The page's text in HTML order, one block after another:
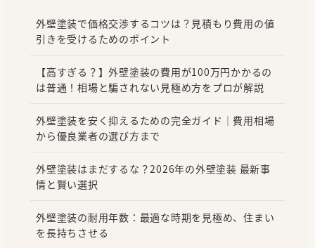
外壁塗装で価格交渉するコツは？見積もり費用の値
引きを受けるためのポイント
【高すぎる？】外壁塗装の費用が100万円かかるの
は普通！相場と騙されない見極め方をプロが解説
外壁塗装を安く抑えるための完全ガイド｜費用相場
から優良業者の選び方まで
外壁塗装はまだするな？2026年の外壁塗装 最新事
情と賢い選択
外壁塗装の耐用年数：最適な時期を見極め、住まい
を長持ちさせる